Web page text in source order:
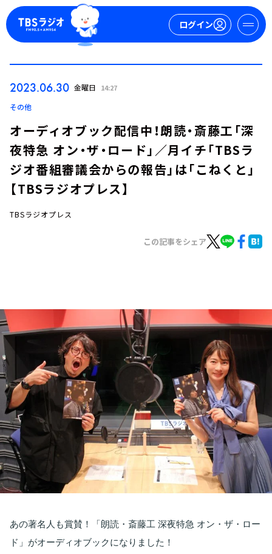
ログイン
今日の番組表
YouTube
会社情報
2023.06.30 金曜日 14:27
その他
オーディオブック配信中！朗読・斎藤工「深
夜特急 オン・ザ・ロード」／月イチ「TBSラ
ジオ番組審議会からの報告」は「こねくと」
【TBSラジオプレス】
TBSラジオプレス
この記事をシェア
あの著名人も賞賛！「朗読・斎藤工 深夜特急 オン・ザ・ロー
ド」がオーディオブックになりました！